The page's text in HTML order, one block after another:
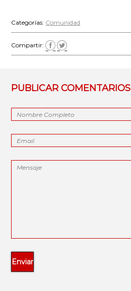
Categorías: Comunidad
Compartir:
PUBLICAR COMENTARIOS